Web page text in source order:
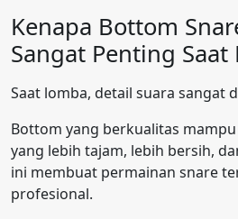
Kenapa Bottom
Sangat Penting Saat
Saat lomba, detail suara sangat
Bottom yang berkualitas
yang lebih tajam, lebih bersih,
ini membuat permainan snare
profesional.